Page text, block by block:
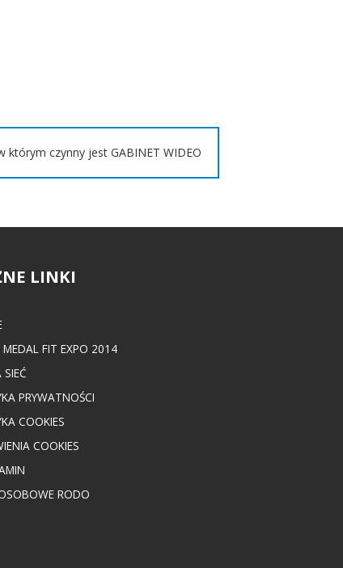
którym czynny jest GABINET WIDEO
LINKI
FIT EXPO 2014
PRYWATNOŚCI
COOKIES
COOKIES
RODO